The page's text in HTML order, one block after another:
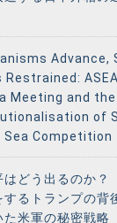
Advance,
Meeting and the
of
Sea Competition
はどう出るのか
するトランプの背
た米軍の秘密戦略